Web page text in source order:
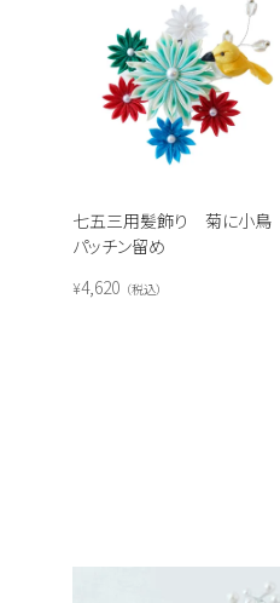
七五三用髪飾り 菊に小鳥
パッチン留め
¥4,620 税込